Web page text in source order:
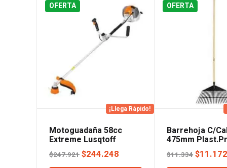
OFERTA
¡Llega Rápido!
Motoguadaña 58cc
Extreme Lusqtoff
$247.921 El
$244.248
OFERTA
Barrehoja C/
475mm
Lusqtoff
$11.334 El
$11.172